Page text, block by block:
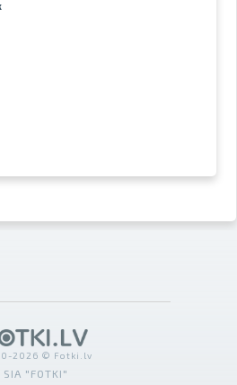
2026 © Fotki.lv
SIA "FOTKI"